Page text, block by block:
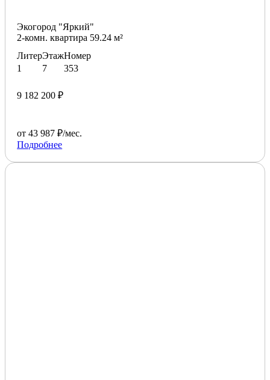
Экогород "Яркий"
2-комн. квартира 59.24 м²
Литер
1
Этаж
7
Номер
353
9 182 200 ₽
от 43 987 ₽/мес.
Подробнее